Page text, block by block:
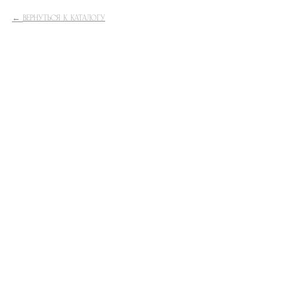
ВЕРНУТЬСЯ К КАТАЛОГУ